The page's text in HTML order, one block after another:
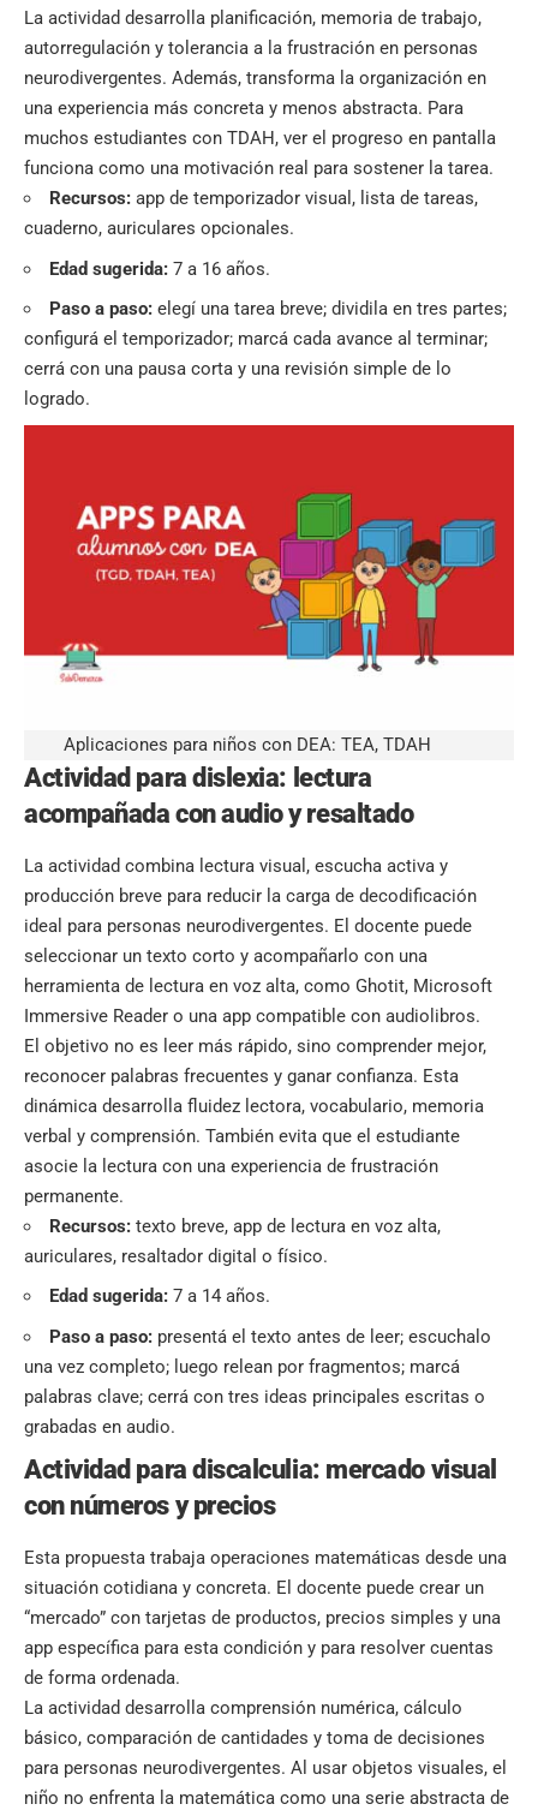
La actividad desarrolla planificación, memoria de trabajo,
autorregulación y tolerancia a la frustración en personas
neurodivergentes. Además, transforma la organización en
una experiencia más concreta y menos abstracta. Para
muchos estudiantes con TDAH, ver el progreso en pantalla
funciona como una motivación real para sostener la tarea.
Recursos: app de temporizador visual, lista de tareas,
cuaderno, auriculares opcionales.
Edad sugerida: 7 a 16 años.
Paso a paso: elegí una tarea breve; dividila en tres partes;
configurá el temporizador; marcá cada avance al terminar;
cerrá con una pausa corta y una revisión simple de lo
logrado.
Aplicaciones para niños con DEA: TEA, TDAH
Actividad para dislexia: lectura
acompañada con audio y resaltado
La actividad combina lectura visual, escucha activa y
producción breve para reducir la carga de decodificación
ideal para personas neurodivergentes. El docente puede
seleccionar un texto corto y acompañarlo con una
herramienta de lectura en voz alta, como Ghotit, Microsoft
Immersive Reader o una app compatible con audiolibros.
El objetivo no es leer más rápido, sino comprender mejor,
reconocer palabras frecuentes y ganar confianza. Esta
dinámica desarrolla fluidez lectora, vocabulario, memoria
verbal y comprensión. También evita que el estudiante
asocie la lectura con una experiencia de frustración
permanente.
Recursos: texto breve, app de lectura en voz alta,
auriculares, resaltador digital o físico.
Edad sugerida: 7 a 14 años.
Paso a paso: presentá el texto antes de leer; escuchalo
una vez completo; luego relean por fragmentos; marcá
palabras clave; cerrá con tres ideas principales escritas o
grabadas en audio.
Actividad para discalculia: mercado visual
con números y precios
Esta propuesta trabaja operaciones matemáticas desde una
situación cotidiana y concreta. El docente puede crear un
“mercado” con tarjetas de productos, precios simples y una
app específica para esta condición y para resolver cuentas
de forma ordenada.
La actividad desarrolla comprensión numérica, cálculo
básico, comparación de cantidades y toma de decisiones
para personas neurodivergentes. Al usar objetos visuales, el
niño no enfrenta la matemática como una serie abstracta de